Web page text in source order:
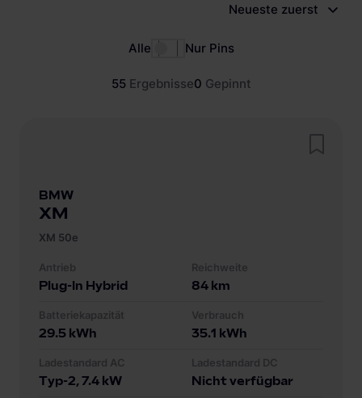
Neueste zuerst
55 Ergebnisse0 Gepinnt
Alle Nur Pins
BMW
XM
XM 50e
Antrieb
Plug-In Hybrid
Reichweite
84 km
Batteriekapazität
29.5 kWh
Verbrauch
35.1 kWh
Ladestandard AC
Typ-2, 7.4 kW
Ladestandard DC
Nicht verfügbar